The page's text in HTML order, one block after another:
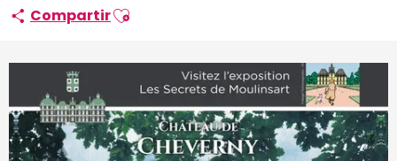
CompartirAjouter aux favoris